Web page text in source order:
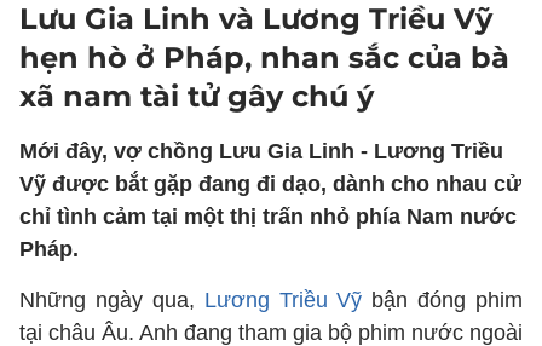
Lưu Gia Linh và Lương Triều Vỹ
hẹn hò ở Pháp, nhan sắc của bà
xã nam tài tử gây chú ý
Mới đây, vợ chồng Lưu Gia Linh - Lương Triều
Vỹ được bắt gặp đang đi dạo, dành cho nhau cử
chỉ tình cảm tại một thị trấn nhỏ phía Nam nước
Pháp.
Những ngày qua, Lương Triều Vỹ bận đóng phim
tại châu Âu. Anh đang tham gia bộ phim nước ngoài